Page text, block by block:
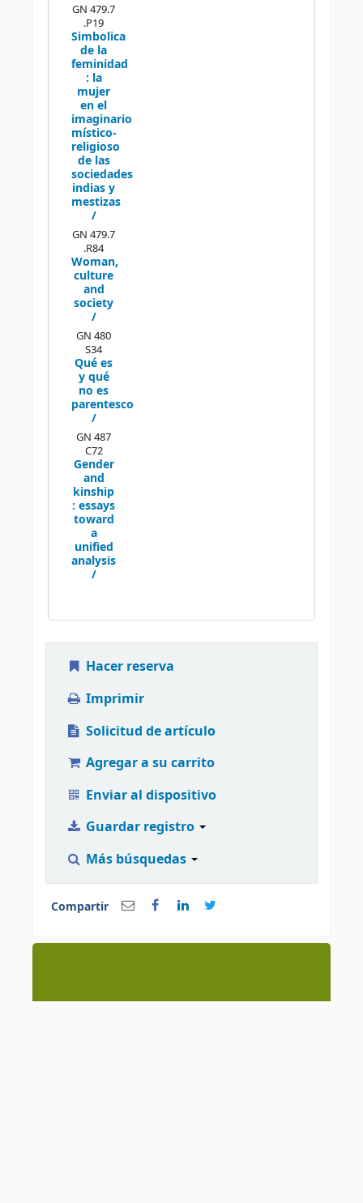
GN 479.7
.P19
Simbolica
de la
feminidad
: la
mujer
en el
imaginario
místico-
religioso
de las
sociedades
indias y
mestizas
/
GN 479.7
.R84
Woman,
culture
and
society
/
GN 480
S34
Qué es
y qué
no es
parentesco
/
GN 487
C72
Gender
and
kinship
: essays
toward
a
unified
analysis
/
Hacer reserva
Imprimir
Solicitud de artículo
Agregar a su carrito
Enviar al dispositivo
Guardar registro
Más búsquedas
Compartir